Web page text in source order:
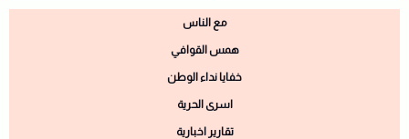
مع الناس
همس القوافي
خفايا نداء الوطن
اسرى الحرية
تقارير اخبارية